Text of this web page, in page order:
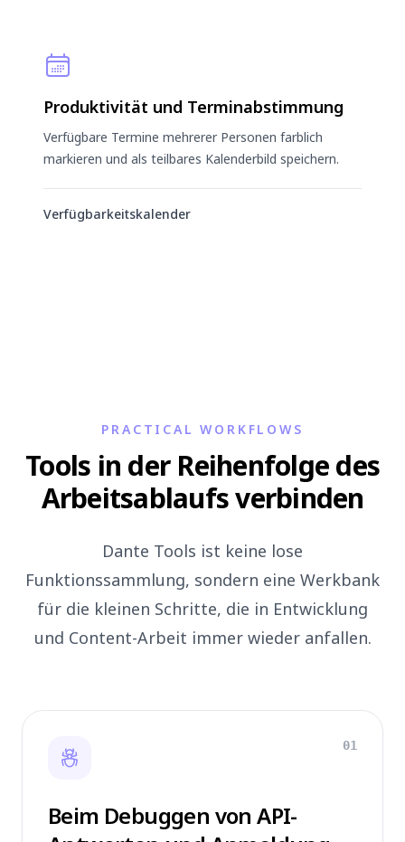
Produktivität und Terminabstimmung
Verfügbare Termine mehrerer Personen farblich
markieren und als teilbares Kalenderbild speichern.
Verfügbarkeitskalender
PRACTICAL WORKFLOWS
Tools in der Reihenfolge des
Arbeitsablaufs verbinden
Dante Tools ist keine lose
Funktionssammlung, sondern eine Werkbank
für die kleinen Schritte, die in Entwicklung
und Content-Arbeit immer wieder anfallen.
01
Beim Debuggen von API-